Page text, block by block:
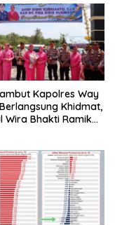
Kapolres Way
Khidmat,
Wira Bhakti Ramik